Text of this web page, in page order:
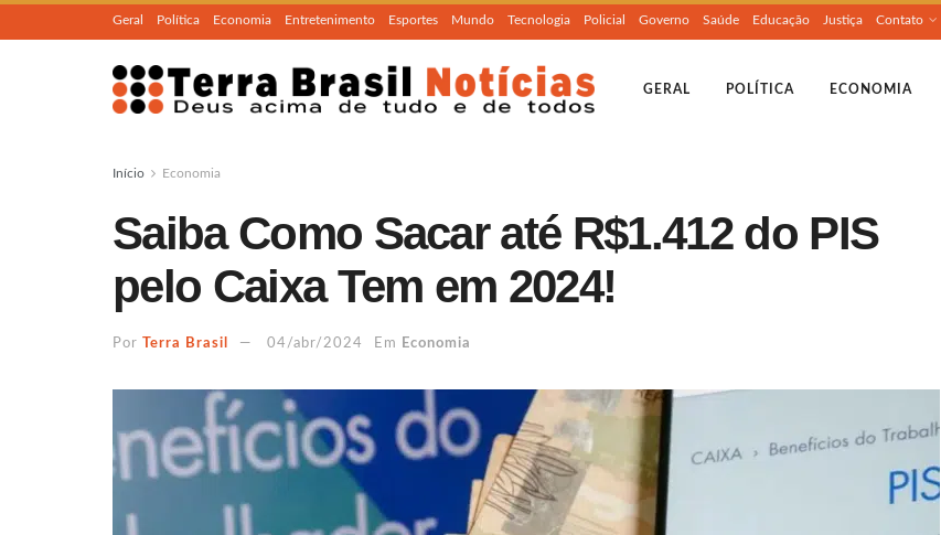
Geral Política Economia Entretenimento Esportes Mundo Tecnologia Policial Governo Saúde Educação Justiça Contato
GERAL POLÍTICA ECONOMIA
Início Economia
Saiba Como Sacar até R$1.412 do PIS
pelo Caixa Tem em 2024!
Por Terra Brasil 04/abr/2024 Em Economia